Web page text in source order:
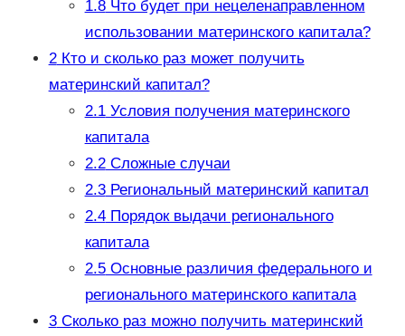
1.8Что будет при нецеленаправленном
использовании материнского капитала?
2​Кто и сколько раз может получить
материнский капитал?
2.1Условия получения материнского
капитала
2.2Сложные случаи
2.3Региональный материнский капитал
2.4Порядок выдачи регионального
капитала
2.5Основные различия федерального и
регионального материнского капитала
3Сколько раз можно получить материнский